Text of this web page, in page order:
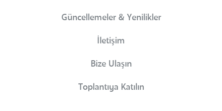
Güncellemeler & Yenilikler
İletişim
Bize Ulaşın
Toplantıya Katılın